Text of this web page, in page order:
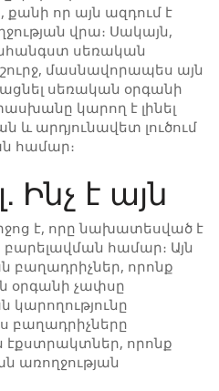
որ այն ազդում է
վրա։ Սակայն,
սեռական
մասնավորապես այն
սեռական օրգանի
կարող է լինել
և արդյունավետ լուծում
համար։
է այն
է, որը նախատեսված է
համար։ Այն
բաղադրիչներ, որոնք
օրգանի չափսը
կարողությունը
բաղադրիչները
էքստրակտներ, որոնք
առողջության